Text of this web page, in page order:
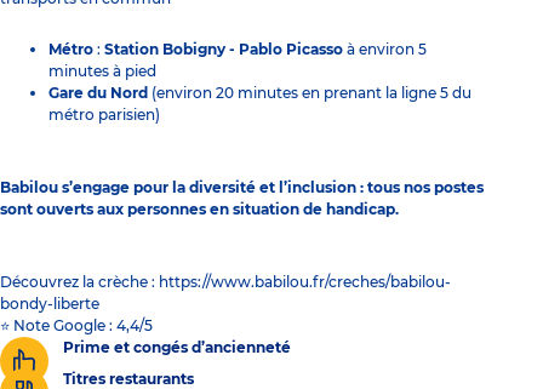
Métro : Station Bobigny - Pablo Picasso à environ 5
minutes à pied
Gare du Nord (environ 20 minutes en prenant la ligne 5 du
métro parisien)
Babilou s’engage pour la diversité et l’inclusion : tous nos postes
sont ouverts aux personnes en situation de handicap.
Découvrez la crèche : https://www.babilou.fr/creches/babilou-
bondy-liberte
⭐ Note Google : 4,4/5
Prime et congés d’ancienneté
Titres restaurants